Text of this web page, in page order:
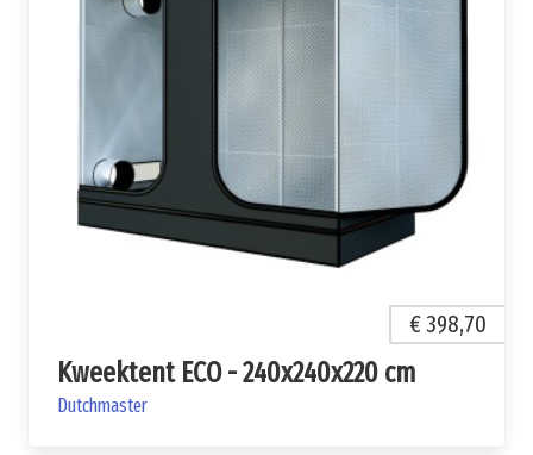
€ 398,70
Kweektent ECO - 240x240x220 cm
Dutchmaster